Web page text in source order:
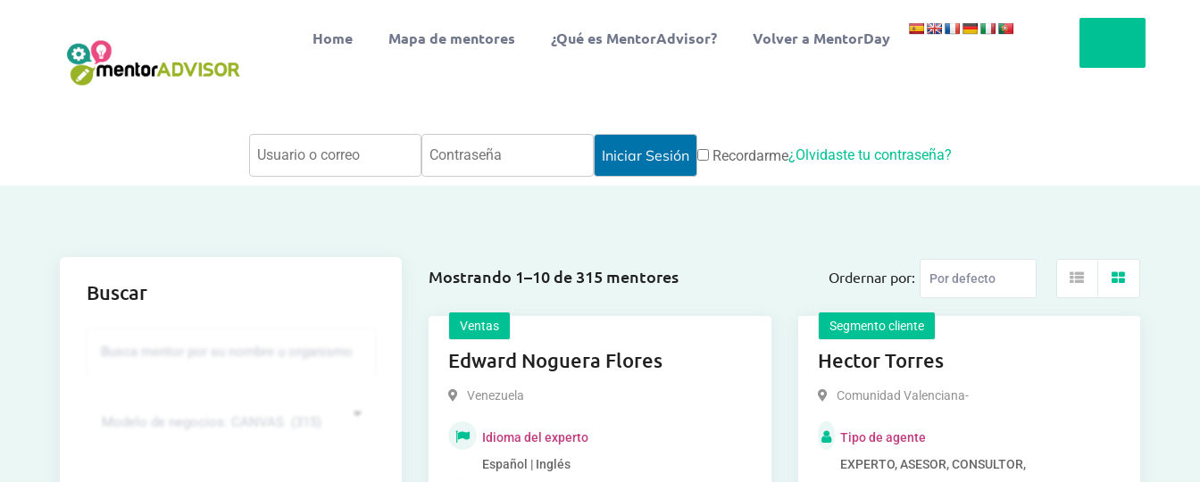
Home Mapa de mentores ¿Qué es MentorAdvisor? Volver a MentorDay
Recordarme¿Olvidaste tu contraseña?
Mostrando 1–10 de 315 mentores Ordernar por:
Ventas
Edward Noguera Flores
Venezuela
Idioma del experto
Español | Inglés
Segmento cliente
Hector Torres
Comunidad Valenciana-
Tipo de agente
EXPERTO, ASESOR, CONSULTOR,
Buscar